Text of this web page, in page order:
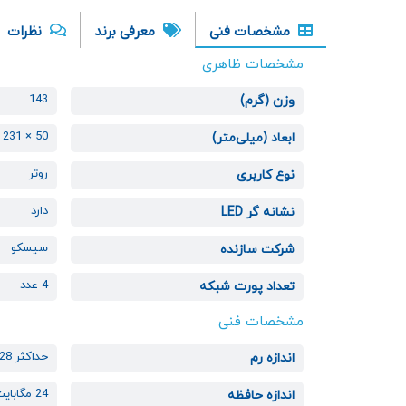
مشخصات فنی معرفی برند نظرات
مشخصات ظاهری
وزن (گرم) 143
ابعاد (میلی‌متر) 50 × 231 × 260
نوع کاربری روتر
نشانه گر LED دارد
شرکت سازنده سیسکو
تعداد پورت شبکه 4 عدد
مشخصات فنی
اندازه رم حداکثر 128 مگابایت
اندازه حافظه 24 مگابایت